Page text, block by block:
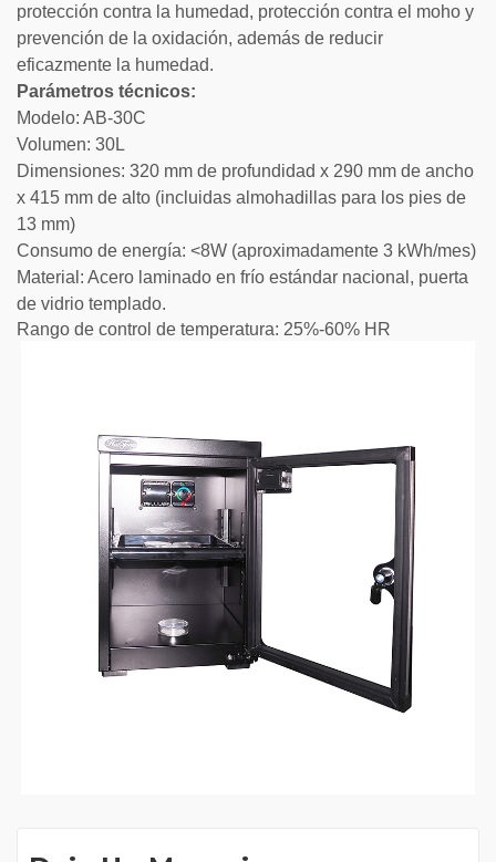
protección contra la humedad, protección contra el moho y
prevención de la oxidación, además de reducir
eficazmente la humedad.
Parámetros técnicos:
Modelo: AB-30C
Volumen: 30L
Dimensiones: 320 mm de profundidad x 290 mm de ancho
x 415 mm de alto (incluidas almohadillas para los pies de
13 mm)
Consumo de energía: <8W (aproximadamente 3 kWh/mes)
Material: Acero laminado en frío estándar nacional, puerta
de vidrio templado.
Rango de control de temperatura: 25%-60% HR